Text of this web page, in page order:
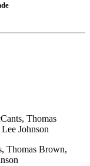
Thomas
Johnson
Thomas Brown,